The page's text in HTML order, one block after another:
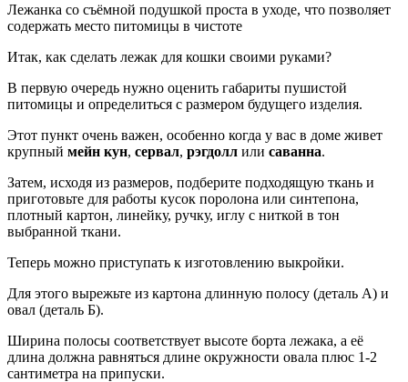
Лежанка со съёмной подушкой проста в уходе, что позволяет
содержать место питомицы в чистоте
Итак, как сделать лежак для кошки своими руками?
В первую очередь нужно оценить габариты пушистой
питомицы и определиться с размером будущего изделия.
Этот пункт очень важен, особенно когда у вас в доме живет
крупный мейн кун, сервал, рэгдолл или саванна.
Затем, исходя из размеров, подберите подходящую ткань и
приготовьте для работы кусок поролона или синтепона,
плотный картон, линейку, ручку, иглу с ниткой в тон
выбранной ткани.
Теперь можно приступать к изготовлению выкройки.
Для этого вырежьте из картона длинную полосу (деталь А) и
овал (деталь Б).
Ширина полосы соответствует высоте борта лежака, а её
длина должна равняться длине окружности овала плюс 1-2
сантиметра на припуски.